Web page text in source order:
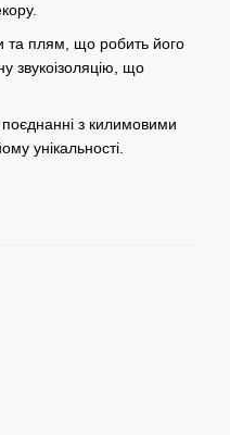
та плям, що робить його
звукоізоляцію, що
поєднанні з килимовими
унікальності.